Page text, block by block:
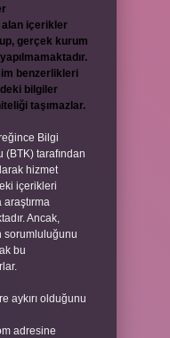
alan içerikler
gerçek kurum
benzerlikleri
bilgiler
taşımazlar.
Bilgi
tarafından
hizmet
içerikleri
Ancak,
sorumluluğunu
bu
aykırı olduğunu
adresine